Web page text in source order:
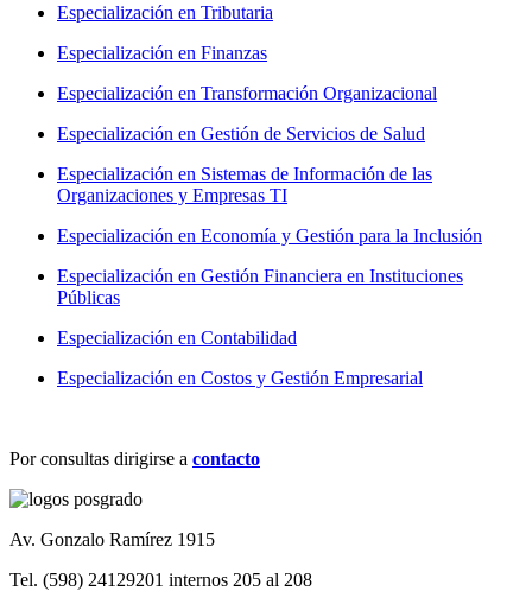
Especialización en Tributaria
Especialización en Finanzas
Especialización en Transformación Organizacional
Especialización en Gestión de Servicios de Salud
Especialización en Sistemas de Información de las
Organizaciones y Empresas TI
Especialización en Economía y Gestión para la Inclusión
Especialización en Gestión Financiera en Instituciones
Públicas
Especialización en Contabilidad
Especialización en Costos y Gestión Empresarial
Por consultas dirigirse a contacto
Av. Gonzalo Ramírez 1915
Tel. (598) 24129201 internos 205 al 208